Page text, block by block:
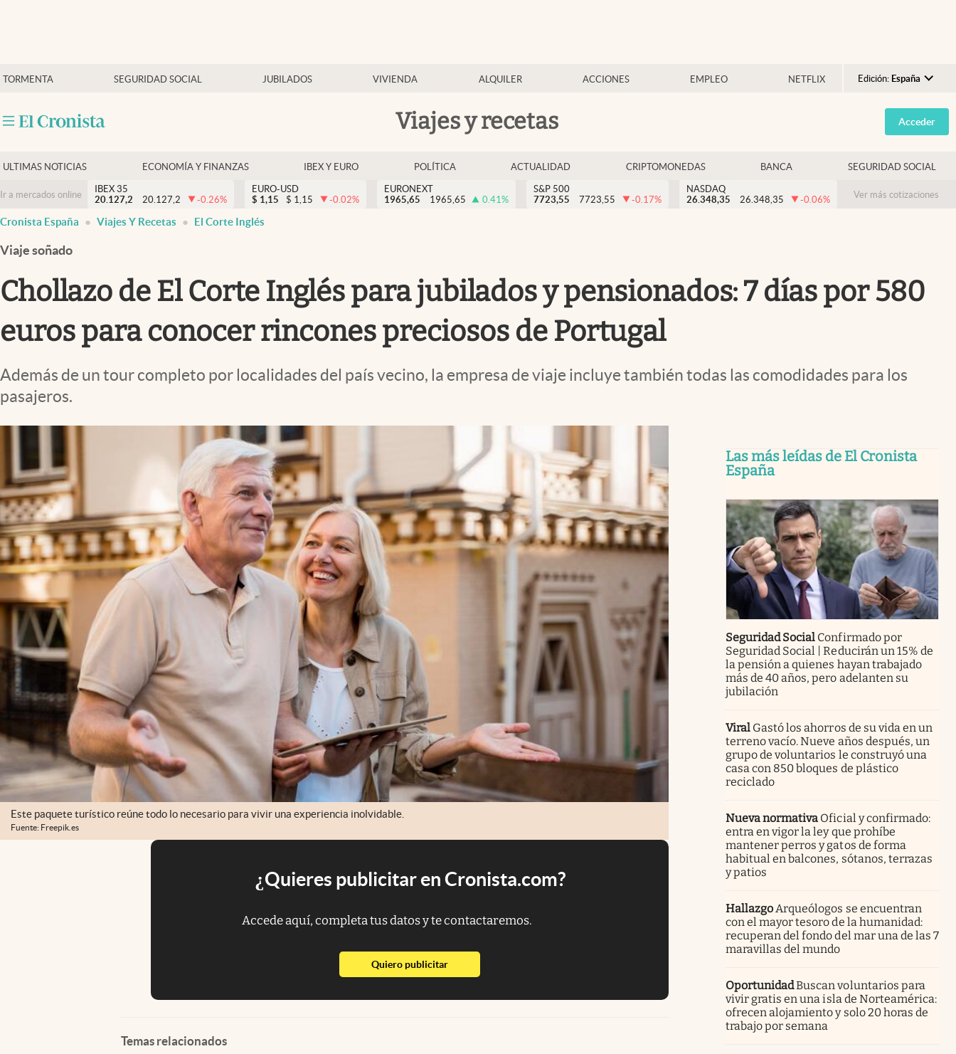
TORMENTA SEGURIDAD SOCIAL JUBILADOS VIVIENDA ALQUILER ACCIONES EMPLEO NETFLIX Edición: España
Argentina
España
USA
Colombia
Viajes y recetas
Economía y finanzas
Criptomonedas
Acceder
ULTIMAS NOTICIAS ECONOMÍA Y FINANZAS IBEX Y EURO POLÍTICA ACTUALIDAD CRIPTOMONEDAS BANCA SEGURIDAD SOCIAL
Ir a mercados online
IBEX 35
20.127,2
20.127,2 -0.26%
EURO-USD
$ 1,15 $ 1,15 -0.02%
EURONEXT
1965,65
1965,65 0.41%
S&P 500
7723,55
7723,55 -0.17%
NASDAQ
26.348,35
26.348,35 -0.06% Ver más cotizaciones
Cronista España Viajes Y Recetas El Corte Inglés
Viaje soñado
Chollazo de El Corte Inglés para jubilados y pensionados: 7 días por 580
euros para conocer rincones preciosos de Portugal
Además de un tour completo por localidades del país vecino, la empresa de viaje incluye también todas las comodidades para los
pasajeros.
Este paquete turístico reúne todo lo necesario para vivir una experiencia inolvidable.
Fuente: Freepik.es
¿Quieres publicitar en Cronista.com?
Accede aquí, completa tus datos y te contactaremos.
Quiero publicitarabre en nueva pestaña
Temas relacionados
Las más leídas de El Cronista
España
Seguridad Social Confirmado por
Seguridad Social | Reducirán un 15% de
la pensión a quienes hayan trabajado
más de 40 años, pero adelanten su
jubilación
Viral Gastó los ahorros de su vida en un
terreno vacío. Nueve años después, un
grupo de voluntarios le construyó una
casa con 850 bloques de plástico
reciclado
Nueva normativa Oficial y confirmado:
entra en vigor la ley que prohíbe
mantener perros y gatos de forma
habitual en balcones, sótanos, terrazas
y patios
HallazgoArqueólogos se encuentran
con el mayor tesoro de la humanidad:
recuperan del fondo del mar una de las 7
maravillas del mundo
OportunidadBuscan voluntarios para
vivir gratis en una isla de Norteamérica:
ofrecen alojamiento y solo 20 horas de
trabajo por semana